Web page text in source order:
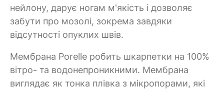
нейлону, дарує ногам м'якість і дозволяє
забути про мозолі, зокрема завдяки
відсутності опуклих швів.
Мембрана Porelle робить шкарпетки на 100%
вітро- та водонепроникними. Мембрана
виглядає як тонка плівка з мікропорами, які